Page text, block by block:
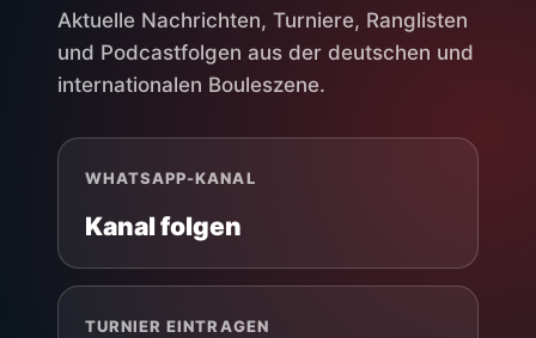
Aktuelle Nachrichten, Turniere, Ranglisten
und Podcastfolgen aus der deutschen und
internationalen Bouleszene.
WHATSAPP-KANAL
Kanal folgen
TURNIER EINTRAGEN